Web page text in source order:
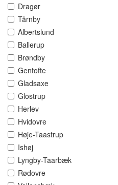
Dragør
Tårnby
Albertslund
Ballerup
Brøndby
Gentofte
Gladsaxe
Glostrup
Herlev
Hvidovre
Høje-Taastrup
Ishøj
Lyngby-Taarbæk
Rødovre